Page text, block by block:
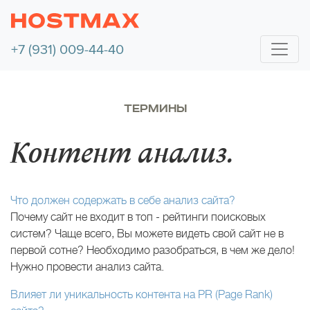
+7 (931) 009-44-40
ТЕРМИНЫ
Контент анализ.
Что должен содержать в себе анализ сайта?
Почему сайт не входит в топ - рейтинги поисковых
систем? Чаще всего, Вы можете видеть свой сайт не в
первой сотне? Необходимо разобраться, в чем же дело!
Нужно провести анализ сайта.
Влияет ли уникальность контента на PR (Page Rank)